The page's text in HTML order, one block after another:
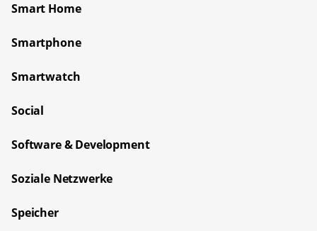
Smart Home
Smartphone
Smartwatch
Social
Software & Development
Soziale Netzwerke
Speicher